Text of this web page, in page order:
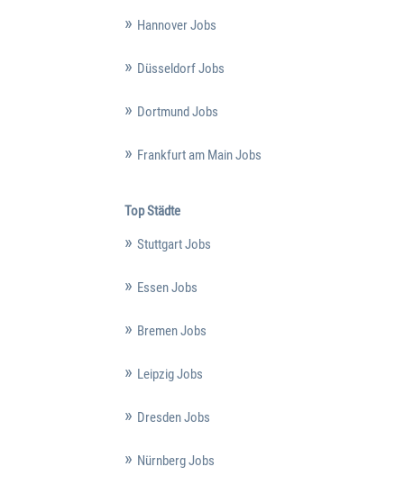
Hannover Jobs
Düsseldorf Jobs
Dortmund Jobs
Frankfurt am Main Jobs
Top Städte
Stuttgart Jobs
Essen Jobs
Bremen Jobs
Leipzig Jobs
Dresden Jobs
Nürnberg Jobs